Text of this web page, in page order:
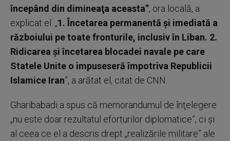
începând din dimineaţa aceasta”, ora locală, a
explicat el. „1. Încetarea permanentă şi imediată a
războiului pe toate fronturile, inclusiv în Liban. 2.
Ridicarea şi încetarea blocadei navale pe care
Statele Unite o impuseseră împotriva Republicii
Islamice Iran”, a arătat el, citat de CNN.
Gharibabadi a spus că memorandumul de înţelegere
„nu este doar rezultatul eforturilor diplomatice”, ci şi
al ceea ce el a descris drept „realizările militare” ale